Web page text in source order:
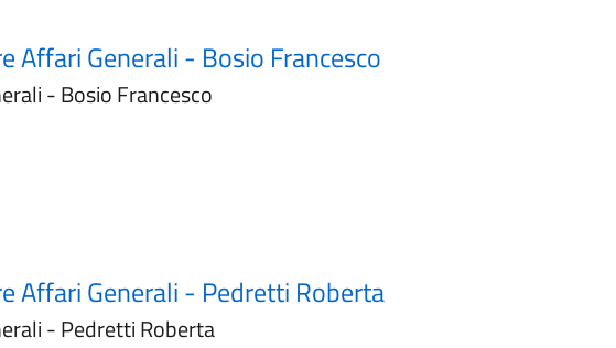
Generali - Bosio Francesco
- Bosio Francesco
Affari Generali - Pedretti Roberta
- Pedretti Roberta